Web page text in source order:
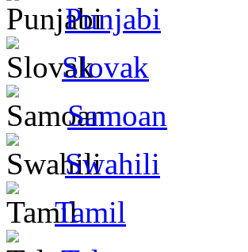
Punjabi
Slovak
Samoan
Swahili
Tamil